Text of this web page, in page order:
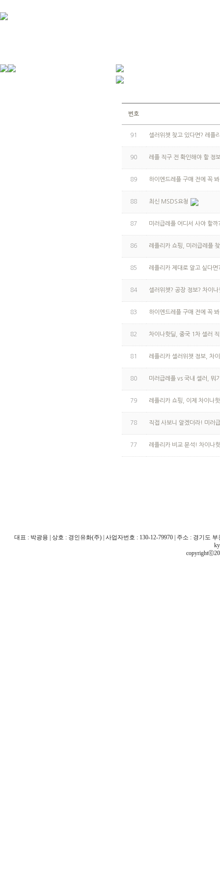
번호
91 셀러위챗 찾고 있다면? 레플
90 레플 직구 전 확인해야 할 정
89 하이엔드레플 구매 전에 꼭
88 최신 MSDS요청
87 미러급레플 어디서 사야 할
86 레플리카 쇼핑, 미러급레플
85 레플리카 제대로 알고 싶다
84 셀러위챗? 공장 정보? 차이
83 하이엔드레플 구매 전에 꼭
82 차이나핫딜, 중국 1차 셀러
81 레플리카 셀러위챗 정보, 차
80 미러급레플 vs 국내 셀러, 뭐
79 레플리카 쇼핑, 이제 차이나
78 직접 사보니 알겠더라! 미러
77 레플리카 비교 분석! 차이나
대표 : 박광용 | 상호 : 경인유화(주) | 사업자번호 : 130-12-79970 | 주소 : 경기도